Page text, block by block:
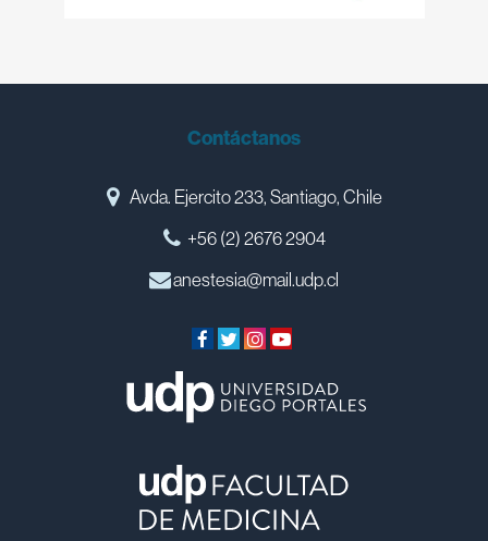
Contáctanos
Avda. Ejercito 233, Santiago, Chile
+56 (2) 2676 2904
anestesia@mail.udp.cl